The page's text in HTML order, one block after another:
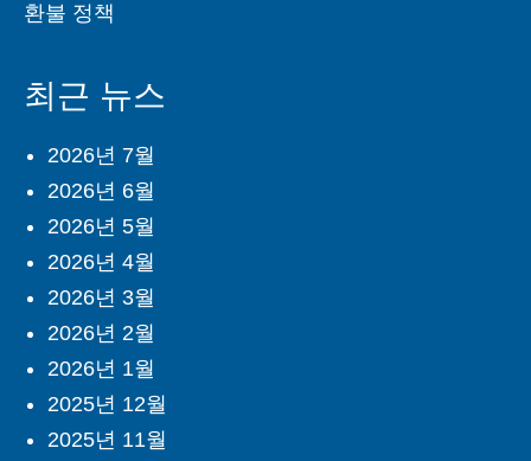
환불 정책
최근 뉴스
2026년 7월
2026년 6월
2026년 5월
2026년 4월
2026년 3월
2026년 2월
2026년 1월
2025년 12월
2025년 11월